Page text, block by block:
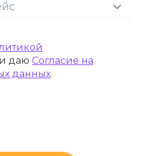
и даю Согласие на
данных.